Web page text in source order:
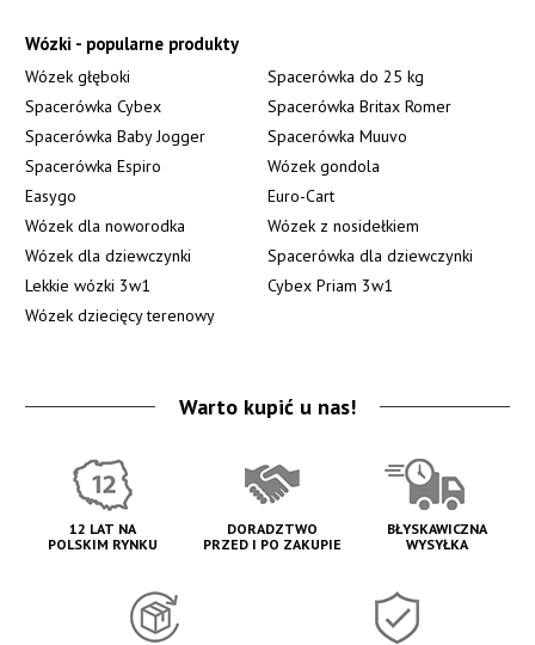
Wózki - popularne produkty
Wózek głęboki
Spacerówka do 25 kg
Spacerówka Cybex
Spacerówka Britax Romer
Spacerówka Baby Jogger
Spacerówka Muuvo
Spacerówka Espiro
Wózek gondola
Easygo
Euro-Cart
Wózek dla noworodka
Wózek z nosidełkiem
Wózek dla dziewczynki
Spacerówka dla dziewczynki
Lekkie wózki 3w1
Cybex Priam 3w1
Wózek dziecięcy terenowy
Warto kupić u nas!
12 LAT NA
POLSKIM RYNKU
DORADZTWO
PRZED I PO ZAKUPIE
BŁYSKAWICZNA
WYSYŁKA